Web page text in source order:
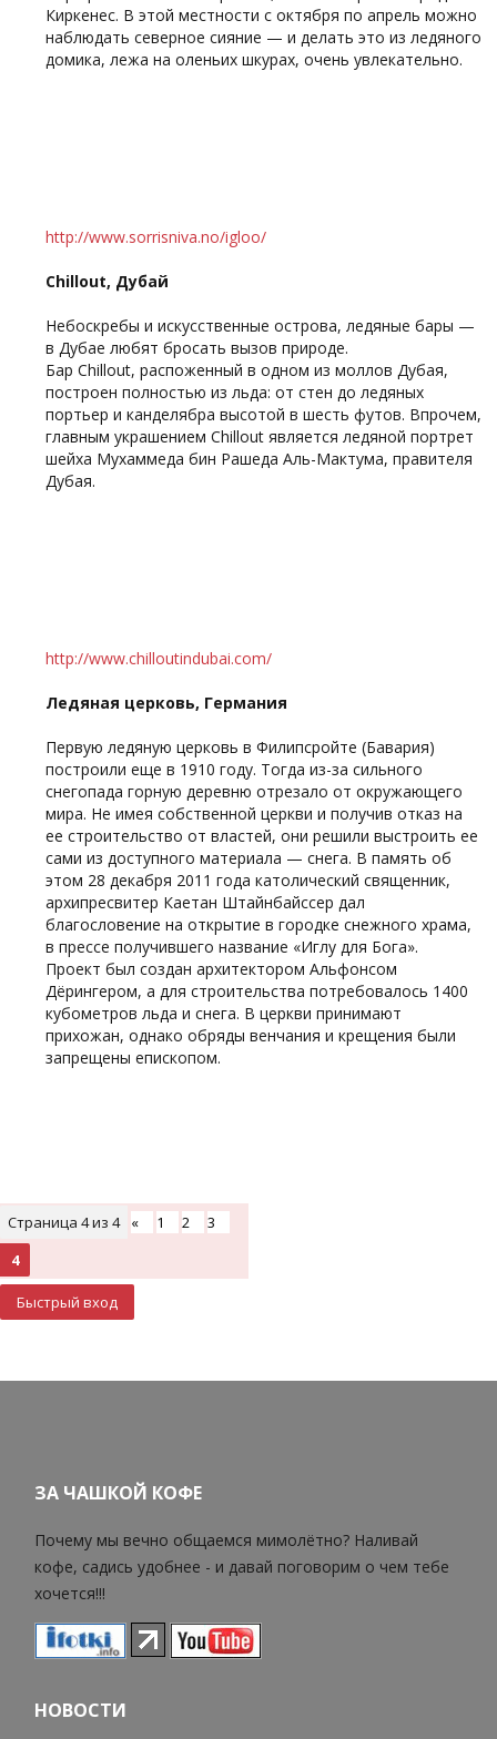
Киркенес. В этой местности с октября по апрель можно
наблюдать северное сияние — и делать это из ледяного
домика, лежа на оленьих шкурах, очень увлекательно.
http://www.sorrisniva.no/igloo/
Chillout, Дубай
Небоскребы и искусственные острова, ледяные бары —
в Дубае любят бросать вызов природе.
Бар Chillout, распоженный в одном из моллов Дубая,
построен полностью из льда: от стен до ледяных
портьер и канделябра высотой в шесть футов. Впрочем,
главным украшением Chillout является ледяной портрет
шейха Мухаммеда бин Рашеда Аль-Мактума, правителя
Дубая.
http://www.chilloutindubai.com/
Ледяная церковь, Германия
Первую ледяную церковь в Филипсройте (Бавария)
построили еще в 1910 году. Тогда из-за сильного
снегопада горную деревню отрезало от окружающего
мира. Не имея собственной церкви и получив отказ на
ее строительство от властей, они решили выстроить ее
сами из доступного материала — снега. В память об
этом 28 декабря 2011 года католический священник,
архипресвитер Каетан Штайнбайссер дал
благословение на открытие в городке снежного храма,
в прессе получившего название «Иглу для Бога».
Проект был создан архитектором Альфонсом
Дёрингером, а для строительства потребовалось 1400
кубометров льда и снега. В церкви принимают
прихожан, однако обряды венчания и крещения были
запрещены епископом.
Страница 4из 4 « 1 2
3
4
ЗА ЧАШКОЙ КОФЕ
Почему мы вечно общаемся мимолётно? Наливай
кофе, садись удобнее - и давай поговорим о чем тебе
хочется!!!
НОВОСТИ